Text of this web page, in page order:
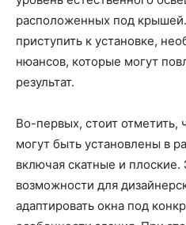
расположенных под
приступить к установке,
нюансов, которые могут
результат.
Во-первых, стоит отметить,
могут быть установлены в
включая скатные и
возможности для
адаптировать окна под